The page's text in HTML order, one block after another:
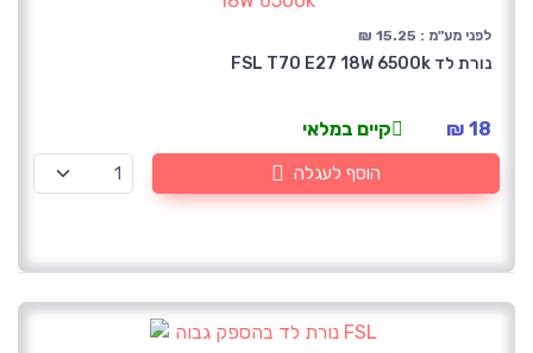
לפני מע"מ : 15.25 ₪
נורת לד FSL T70 E27 18W 6500k
18 ₪ קיים במלאי
הוסף לעגלה